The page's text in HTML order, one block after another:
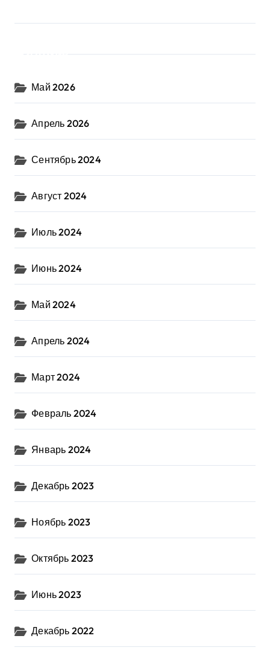
Май 2026
Апрель 2026
Сентябрь 2024
Август 2024
Июль 2024
Июнь 2024
Май 2024
Апрель 2024
Март 2024
Февраль 2024
Январь 2024
Декабрь 2023
Ноябрь 2023
Октябрь 2023
Июнь 2023
Декабрь 2022